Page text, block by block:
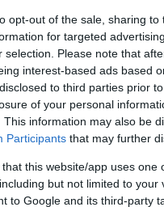
opt-out of the sale, sharing
for targeted
selection. Please note that
interest-based ads based
to third parties prior
of your personal
This information may also be
Participants that may further
that this website/app uses
but not limited to
to Google and its third-party
Χαν ως
φαγητού